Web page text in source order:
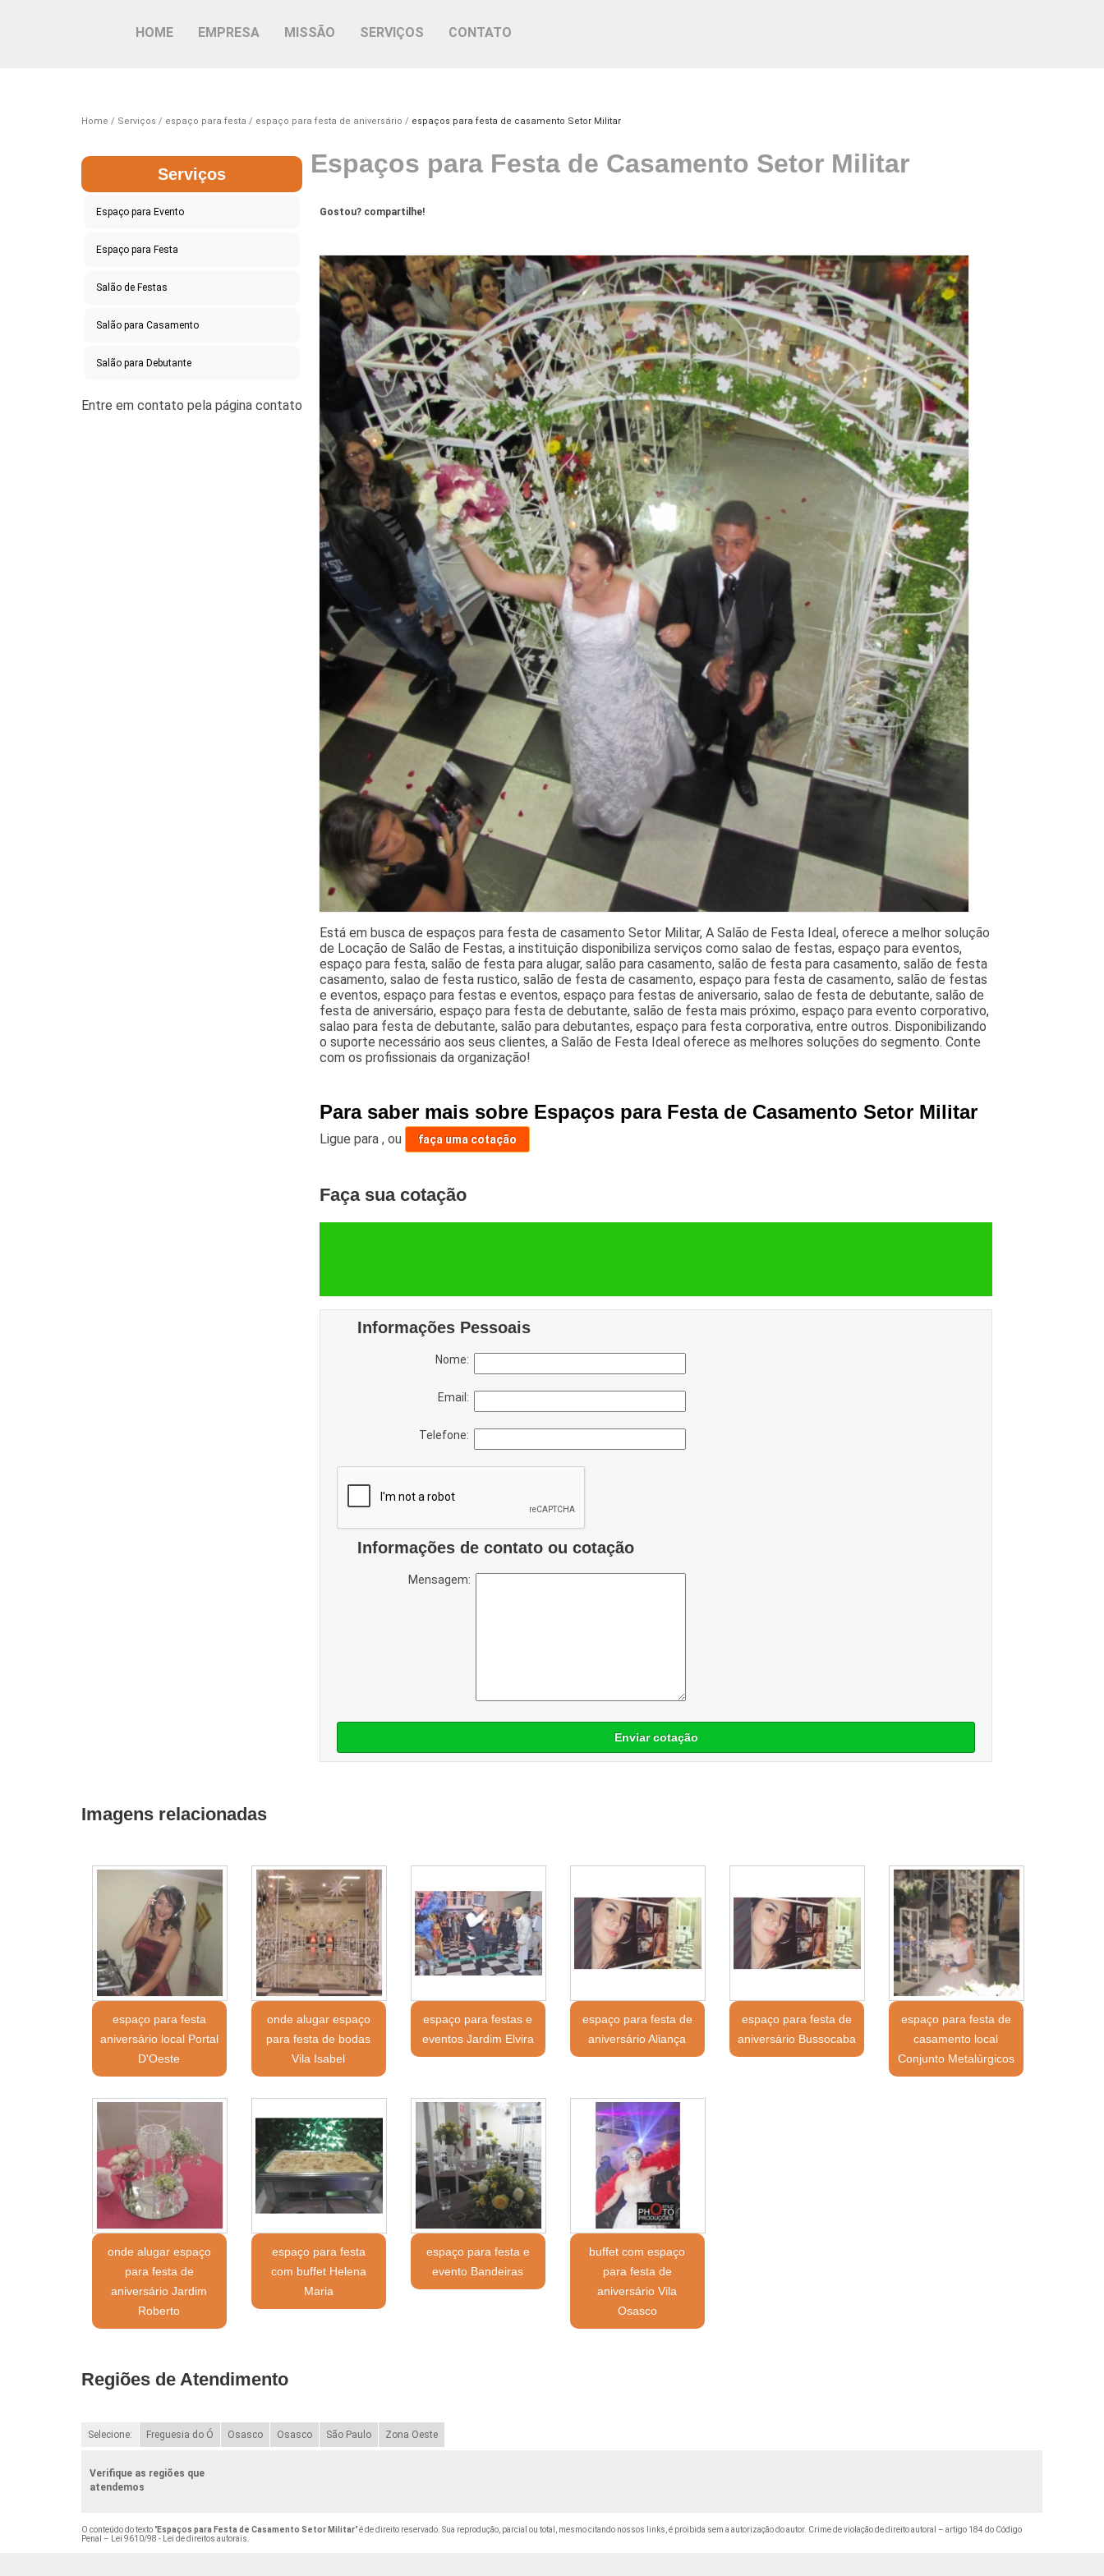
HOME EMPRESA MISSÃO SERVIÇOS CONTATO
Home Serviços espaço para festa espaço para festa de aniversário espaços para festa de casamento Setor Militar
Serviços
Espaço para Evento
Espaço para Festa
Salão de Festas
Salão para Casamento
Salão para Debutante
Espaços para Festa de Casamento Setor Militar
Gostou? compartilhe!
Está em busca de espaços para festa de casamento Setor Militar, A Salão de Festa Ideal, oferece a melhor solução
de Locação de Salão de Festas, a instituição disponibiliza serviços como salao de festas, espaço para eventos,
espaço para festa, salão de festa para alugar, salão para casamento, salão de festa para casamento, salão de festa
casamento, salao de festa rustico, salão de festa de casamento, espaço para festa de casamento, salão de festas
e eventos, espaço para festas e eventos, espaço para festas de aniversario, salao de festa de debutante, salão de
festa de aniversário, espaço para festa de debutante, salão de festa mais próximo, espaço para evento corporativo,
salao para festa de debutante, salão para debutantes, espaço para festa corporativa, entre outros. Disponibilizando
o suporte necessário aos seus clientes, a Salão de Festa Ideal oferece as melhores soluções do segmento. Conte
com os profissionais da organização!
Para saber mais sobre Espaços para Festa de Casamento Setor Militar
Ligue para,ou faça uma cotação
Faça sua cotação
Informações Pessoais
Nome:
Email:
Telefone:
Informações de contato ou cotação
Mensagem:
Enviar cotação
Imagens relacionadas
espaço para festa
aniversário local Portal
D'Oeste
onde alugar espaço
para festa de bodas
Vila Isabel
espaço para festas e
eventos Jardim Elvira
espaço para festa de
aniversário Aliança
espaço para festa de
aniversário Bussocaba
espaço para festa de
casamento local
Conjunto Metalúrgicos
onde alugar espaço
para festa de
aniversário Jardim
Roberto
espaço para festa
com buffet Helena
Maria
espaço para festa e
evento Bandeiras
buffet com espaço
para festa de
aniversário Vila
Osasco
Regiões de Atendimento
Selecione: Freguesia do Ó Osasco Osasco São Paulo Zona Oeste
Verifique as regiões que
atendemos
O conteúdo do texto "Espaços para Festa de Casamento Setor Militar" é de direito reservado. Sua reprodução, parcial ou total, mesmo citando nossos links, é proibida sem a autorização do autor. Crime de violação de direito autoral – artigo 184 do Código
Penal –
Lei 9610/98 - Lei de direitos autorais